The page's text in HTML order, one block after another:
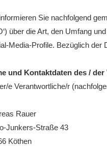
Sie nachfolgend
über die Art, den Umfang
Media-Profile. Bezüglich der
und Kontaktdaten des /
e Verantwortliche/r
Rauer
Junkers-Straße 43
Köthen